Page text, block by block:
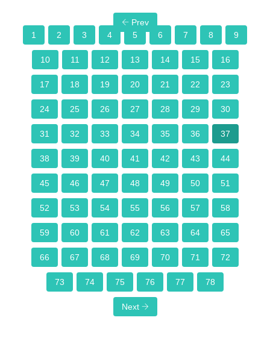
Prev
1
2 3 4 5 6 7 8 9
10 11 12 13 14 15 16
17 18 19 20 21 22 23
24 25 26 27 28 29 30
31 32 33 34 35 36 37
38 39 40 41 42 43 44
45 46 47 48 49 50 51
52 53 54 55 56 57 58
59 60 61 62 63 64 65
66 67 68 69 70 71 72
73 74 75 76 77 78
Next